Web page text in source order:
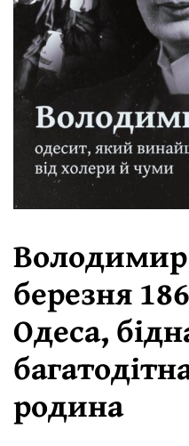
березня
Одеса,
родина